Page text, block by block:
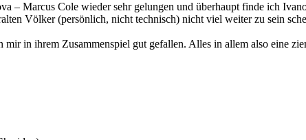
– Marcus Cole wieder sehr gelungen und überhaupt finde ich
Völker (persönlich, nicht technisch) nicht viel weiter zu sein
in ihrem Zusammenspiel gut gefallen. Alles in allem also eine